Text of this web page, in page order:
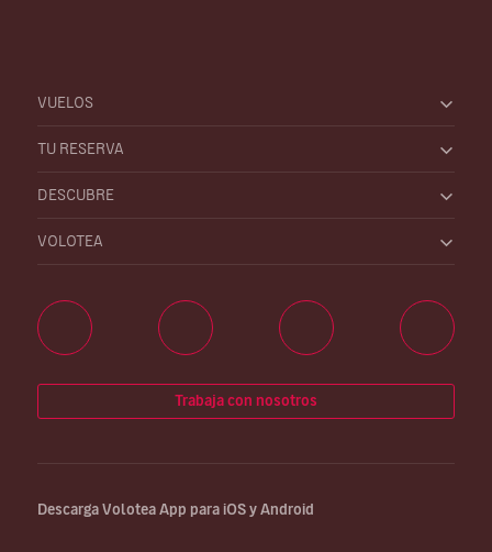
VUELOS
TU RESERVA
DESCUBRE
VOLOTEA
Trabaja con nosotros
Descarga Volotea App para iOS y Android